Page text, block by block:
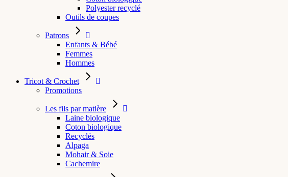
Polyester recyclé
Outils de coupes
Patrons
Enfants & Bébé
Femmes
Hommes
Tricot & Crochet
Promotions
Les fils par matière
Laine biologique
Coton biologique
Recyclés
Alpaga
Mohair & Soie
Cachemire